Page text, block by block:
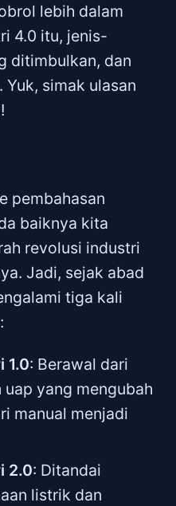
lebih dalam
4.0 itu, jenis-
ditimbulkan, dan
simak ulasan
pembahasan
baiknya kita
revolusi industri
Jadi, sejak abad
tiga kali
1.0: Berawal dari
uap yang mengubah
manual menjadi
2.0: Ditandai
listrik dan